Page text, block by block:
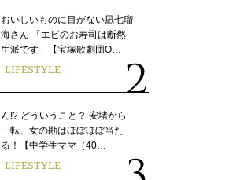
おいしいものに目がない凪七瑠
海さん 「エビのお寿司は断然
生派です」【宝塚歌劇団O…
LIFESTYLE
ん!? どういうこと？ 安堵から
一転、女の勘はほぼほぼ当た
る！【中学生ママ（40…
LIFESTYLE